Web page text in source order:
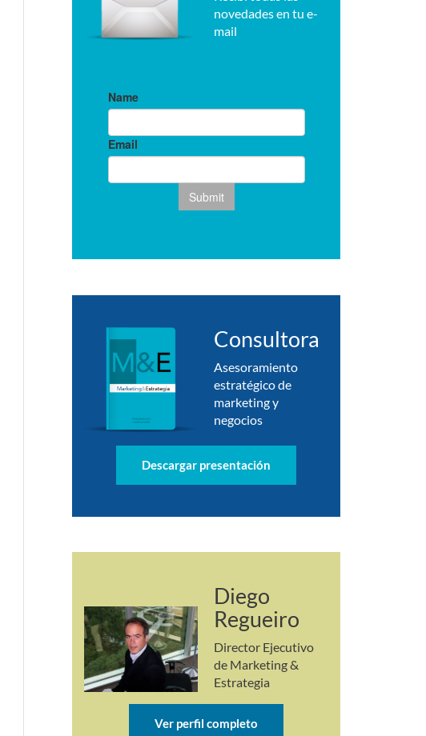
novedades en tu e-
mail
Consultora
Asesoramiento
estratégico de
marketing y
negocios
Descargar presentación
Diego
Regueiro
Director Ejecutivo
de Marketing &
Estrategia
Ver perfil completo